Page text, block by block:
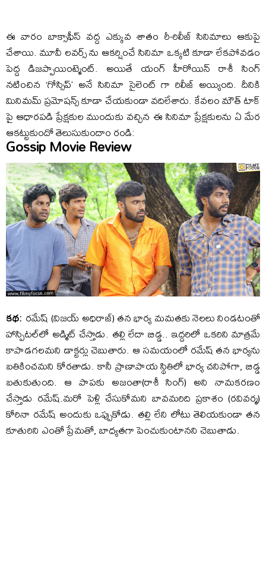
ఈ వారం బాక్సాఫీస్ వద్ద ఎక్కువ శాతం రీ-రిలీజ్ సినిమాలు ఆకుపై
చేశాయి. మూవీ లవర్స్ ను ఆకర్షించే సినిమా ఒక్కటి కూడా లేకపోవడం
పెద్ద డిజప్పాయింట్మెంట్. అయితే యంగ్ హీరోయిన్ రాశీ సింగ్
నటించిన ‘గోస్సిప్’ అనే సినిమా సైలెంట్ గా రిలీజ్ అయ్యింది. దీనికి
మినిమమ్ ప్రమోషన్స్ కూడా చేయకుండా వదిలేశారు. కేవలం మౌత్ టాక్
పై ఆధారపడి ప్రేక్షకుల ముందుకు వచ్చిన ఈ సినిమా ప్రేక్షకులను ఏ మేర
ఆకట్టుకుందో తెలుసుకుందాం రండి:
Gossip Movie Review
కథ: రమేష్ (విజయ్ అధిరాజ్) తన భార్య మమతకు నెలలు నిండటంతో
హాస్పిటల్‌లో అడ్మిట్ చేస్తాడు. తల్లి లేదా బిడ్డ.. ఇద్దరిలో ఒకరిని మాత్రమే
కాపాడగలమని డాక్టర్లు చెబుతారు. ఆ సమయంలో రమేష్ తన భార్యను
బతికించమని కోరతాడు. కానీ ప్రాణాపాయ స్థితిలో భార్య చనిపోగా, బిడ్డ
బతుకుతుంది. ఆ పాపకు అజంతా(రాశీ సింగ్) అని నామకరణం
చేస్తాడు రమేష్.మరో పెళ్లి చేసుకోమని బావమరిది ప్రకాశం (రవివర్మ)
కోరినా రమేష్ అందుకు ఒప్పుకోడు. తల్లి లేని లోటు తెలియకుండా తన
కూతురిని ఎంతో ప్రేమతో, బాధ్యతగా పెంచుకుంటానని చెబుతాడు.